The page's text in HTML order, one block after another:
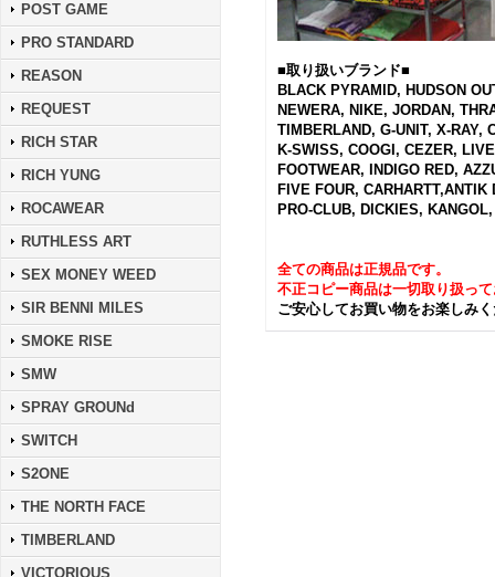
POST GAME
PRO STANDARD
REASON
REQUEST
RICH STAR
RICH YUNG
ROCAWEAR
RUTHLESS ART
SEX MONEY WEED
SIR BENNI MILES
SMOKE RISE
SMW
SPRAY GROUNd
SWITCH
S2ONE
THE NORTH FACE
TIMBERLAND
VICTORIOUS
■取り扱いブランド■
BLACK PYRAMID, HUDSON
NEWERA, NIKE, JORDAN,
TIMBERLAND, G-UNIT, X-RAY,
K-SWISS, COOGI, CEZER,
FOOTWEAR, INDIGO RED,
FIVE FOUR,
PRO-CLUB, DICKIES,
全ての商品は正規品です。
不正コピー商品は一切取り扱っ
ご安心してお買い物をお楽しみ